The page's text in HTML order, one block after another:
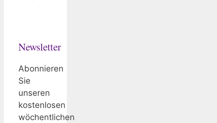
Newsletter
Abonnieren
Sie
unseren
kostenlosen
wöchentlichen